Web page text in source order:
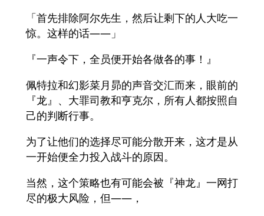
「首先排除阿尔先生，然后让剩下的人大吃一
惊。这样的话——」
『一声令下，全员便开始各做各的事！』
佩特拉和幻影菜月昴的声音交汇而来，眼前的
『龙』、大罪司教和亨克尔，所有人都按照自
己的判断行事。
为了让他们的选择尽可能分散开来，这才是从
一开始便全力投入战斗的原因。
当然，这个策略也有可能会被『神龙』一网打
尽的极大风险，但——，